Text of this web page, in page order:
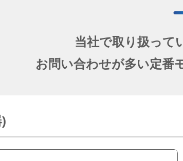
当社で取り扱って
お問い合わせが多い定番